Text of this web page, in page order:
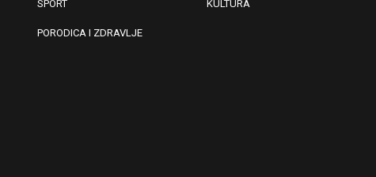
SPORT KULTURA
PORODICA I ZDRAVLJE